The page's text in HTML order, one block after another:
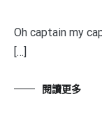
Oh captain my
[…]
閱讀更多